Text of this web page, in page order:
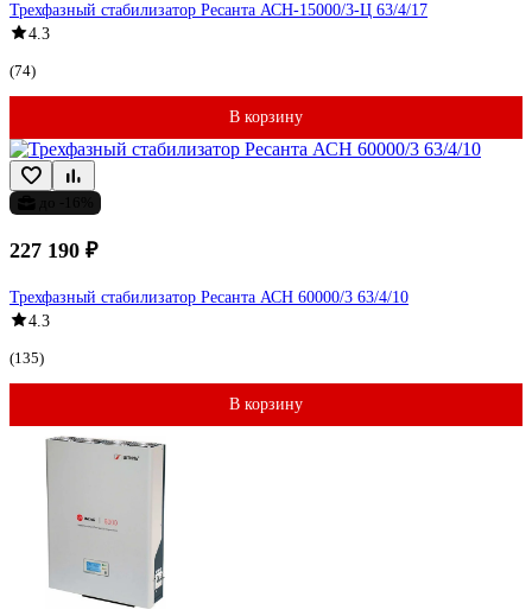
Трехфазный стабилизатор Ресанта АСН-15000/3-Ц 63/4/17
4.3
(74)
В корзину
227 190 ₽
Трехфазный стабилизатор Ресанта АСН 60000/3 63/4/10
4.3
(135)
В корзину